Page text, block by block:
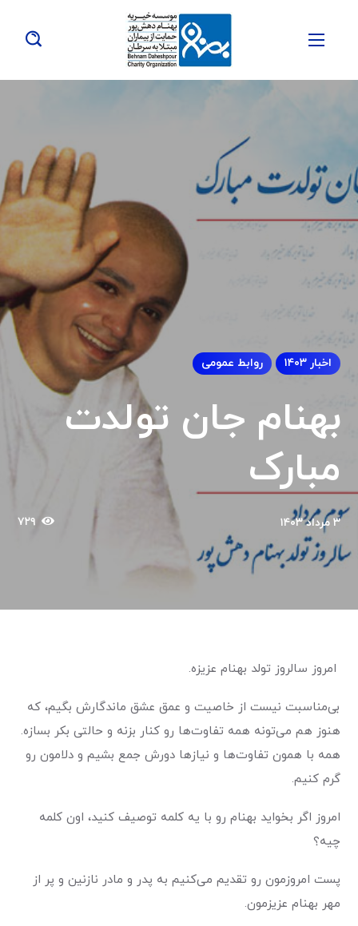
اخبار ۱۴۰۳ روابط عمومی
بهنام جان تولدت
مبارک
۳ مرداد ۱۴۰۳ ۷۲۹
امروز سالروز تولد بهنام عزیزه.
بی‌مناسبت نیست از خاصیت و عمق عشق ماندگارش بگیم، که
هنوز هم می‌تونه همه تفاوت‌ها رو کنار بزنه و حالتی بکر بسازه.
همه با همون تفاوت‌ها و نیازها دورش جمع بشیم و دلامون رو
گرم کنیم.
امروز اگر بخواید بهنام رو با یه کلمه توصیف کنید، اون کلمه
چیه؟
پست امروزمون رو تقدیم می‌کنیم به پدر و مادر نازنین و پر از
مهر بهنام عزیزمون.